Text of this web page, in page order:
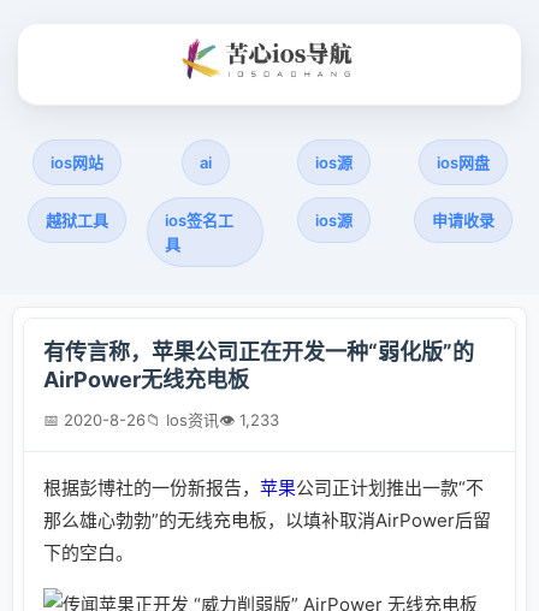
ios网站 ai ios源 ios网盘
越狱工具
ios签名工
具
ios源 申请收录
有传言称，苹果公司正在开发一种“弱化版”的
AirPower无线充电板
📅 2020-8-26📁 Ios资讯👁 1,233
根据彭博社的一份新报告， 苹果公司正计划推出一款“不
那么雄心勃勃”的无线充电板，以填补取消AirPower后留
下的空白。